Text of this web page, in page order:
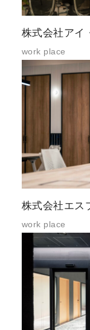
株式会社アイ
work place
株式会社エス
work place